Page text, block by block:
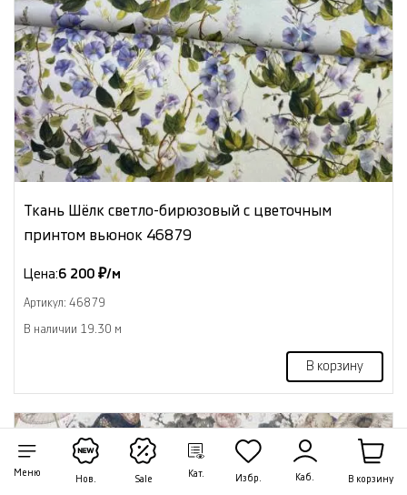
Меню
Нов. Sale
Кат. Избр. Каб. В корзину
Ткань Шёлк светло-бирюзовый с цветочным
принтом вьюнок 46879
Цена:6 200 ₽/м
Артикул: 46879
В наличии 19.30 м
В корзину
NEW